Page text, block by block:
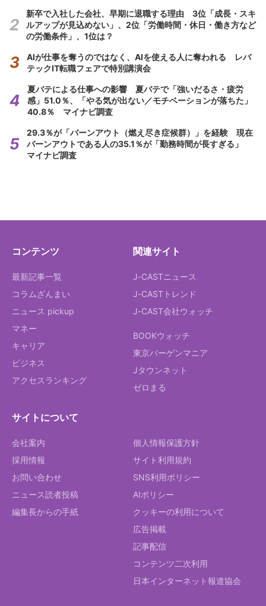
新卒で入社した会社、早期に退職する理由 3位「成長・スキ
ルアップが見込めない」、2位「労働時間・休日・働き方など
の労働条件」、1位は？
AIが仕事を奪うのではなく、AIを使える人に奪われる レバ
テックIT転職フェアで特別講演会
夏バテによる仕事への影響 夏バテで「強いだるさ・疲労
感」51.0％、「やる気が出ない／モチベーションが落ちた」
40.8％ マイナビ調査
29.3％が「バーンアウト（燃え尽き症候群）」を経験 現在
バーンアウトである人の35.1％が「勤務時間が長すぎる」
マイナビ調査
コンテンツ
最新記事一覧
コラムざんまい
ニュース pickup
マネー
キャリア
ビジネス
アクセスランキング
関連サイト
J-CASTニュース
J-CASTトレンド
J-CAST会社ウォッチ
BOOKウォッチ
東京バーゲンマニア
Jタウンネット
ゼロまる
サイトについて
会社案内
採用情報
お問い合わせ
ニュース読者投稿
編集長からの手紙
個人情報保護方針
サイト利用規約
SNS利用ポリシー
AIポリシー
クッキーの利用について
広告掲載
記事配信
コンテンツ二次利用
日本インターネット報道協会